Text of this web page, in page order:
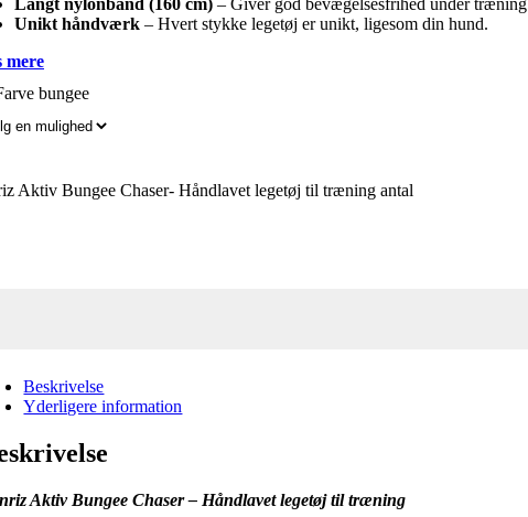
Langt nylonbånd (160 cm) – Giver god bevægelsesfrihed under
Unikt håndværk – Hvert stykke legetøj er unikt, ligesom din hund.
mere
bungee
Aktiv Bungee Chaser- Håndlavet legetøj til træning antal
Beskrivelse
Yderligere information
Aktiv Bungee Chaser – Håndlavet legetøj til træning